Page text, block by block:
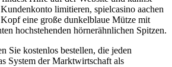
limitieren, spielcasino aachen
eine große dunkelblaue Mütze mit
hochstehenden hörnerähnlichen Spitzen.
Sie kostenlos bestellen, die jeden
System der Marktwirtschaft als